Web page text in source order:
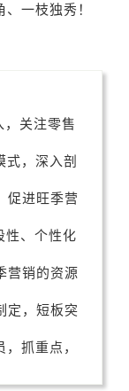
一枝独秀！
，关注零售
，深入剖
促进旺季营
性、个性化
营销的资源
定，短板突
抓重点，